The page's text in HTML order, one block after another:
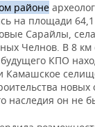
районе
на площади 64,1
Сарайлы,
Челнов. В 8 км
КПО
Камашское
новых
наследия он не